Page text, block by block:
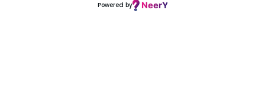
Powered by